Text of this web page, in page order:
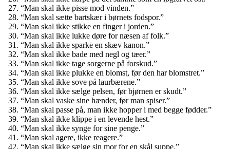
“Man skal ikke pisse mod vinden.”
“Man skal sætte bartskær i børnets fodspor.”
“Man skal ikke stikke en finger i jorden.”
“Man skal ikke lukke døre for næsen af folk.”
“Man skal ikke sparke en skæv kanon.”
“Man skal ikke bade med negl og tæer.”
“Man skal ikke tage sorgerne på forskud.”
“Man skal ikke plukke en blomst, før den har blomstret.”
“Man skal ikke sove på laurbærene.”
“Man skal ikke sælge pelsen, før bjørnen er skudt.”
“Man skal vaske sine hænder, før man spiser.”
“Man skal passe på, man ikke hopper i med begge fødder.”
“Man skal ikke klippe i en levende hest.”
“Man skal ikke synge for sine penge.”
“Man skal agere, ikke reagere.”
“Man skal ikke sælge sin mor for en skål suppe.”